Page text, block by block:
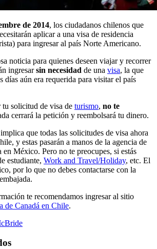
de 2014, los ciudadanos chilenos que
aplicar a una visa de residencia
para ingresar al país Norte Americano.
noticia para quienes deseen viajar y recorrer
ingresarsin necesidad de una visa, la que
días aún era requerida para visitar el país
tu solicitud de visa de turismo, no te
cerrará la petición y reembolsará tu dinero.
que todas las solicitudes de visa ahora
y estas pasarán a manos de la agencia de
México. Pero no te preocupes, si estás
estudiante, Work and Travel/Holiday, etc. El
por lo que no debes contactarse con la
te recomendamos ingresar al sitio
de Canadá en Chile.